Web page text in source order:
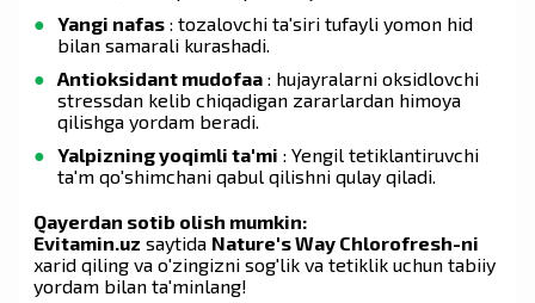
Yangi nafas : tozalovchi ta'siri tufayli yomon hid
bilan samarali kurashadi.
Antioksidant mudofaa : hujayralarni oksidlovchi
stressdan kelib chiqadigan zararlardan himoya
qilishga yordam beradi.
Yalpizning yoqimli ta'mi : Yengil tetiklantiruvchi
ta'm qo'shimchani qabul qilishni qulay qiladi.
Qayerdan sotib olish mumkin:
Evitamin.uz saytida Nature's Way Chlorofresh-ni
xarid qiling va o'zingizni sog'lik va tetiklik uchun tabiiy
yordam bilan ta'minlang!